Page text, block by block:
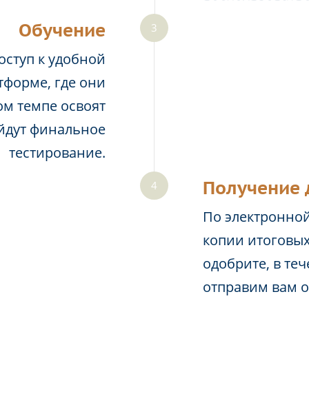
Обучение
к удобной
где они
темпе освоят
финальное
тестирование.
Получение
По
копии
одобрите, в
отправим вам